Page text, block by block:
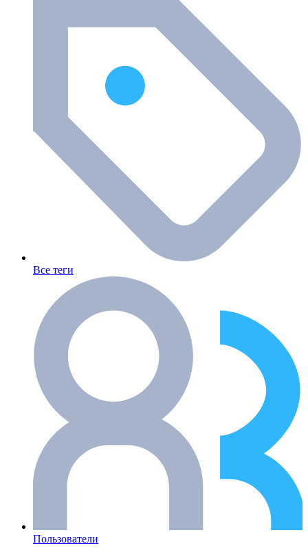
Все теги
Пользователи